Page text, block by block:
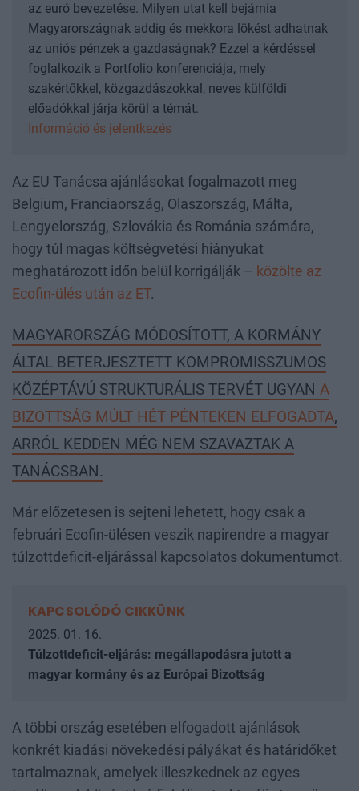
az euró bevezetése. Milyen utat kell bejárnia
Magyarországnak addig és mekkora lökést adhatnak
az uniós pénzek a gazdaságnak? Ezzel a kérdéssel
foglalkozik a Portfolio konferenciája, mely
szakértőkkel, közgazdászokkal, neves külföldi
előadókkal járja körül a témát.
Információ és jelentkezés
Az EU Tanácsa ajánlásokat fogalmazott meg
Belgium, Franciaország, Olaszország, Málta,
Lengyelország, Szlovákia és Románia számára,
hogy túl magas költségvetési hiányukat
meghatározott időn belül korrigálják – közölte az
Ecofin-ülés után az ET.
MAGYARORSZÁG MÓDOSÍTOTT, A KORMÁNY
ÁLTAL BETERJESZTETT KOMPROMISSZUMOS
KÖZÉPTÁVÚ STRUKTURÁLIS TERVÉT UGYAN A
BIZOTTSÁG MÚLT HÉT PÉNTEKEN ELFOGADTA,
ARRÓL KEDDEN MÉG NEM SZAVAZTAK A
TANÁCSBAN.
Már előzetesen is sejteni lehetett, hogy csak a
februári Ecofin-ülésen veszik napirendre a magyar
túlzottdeficit-eljárással kapcsolatos dokumentumot.
KAPCSOLÓDÓ CIKKÜNK
2025. 01. 16.
Túlzottdeficit-eljárás: megállapodásra jutott a
magyar kormány és az Európai Bizottság
A többi ország esetében elfogadott ajánlások
konkrét kiadási növekedési pályákat és határidőket
tartalmaznak, amelyek illeszkednek az egyes